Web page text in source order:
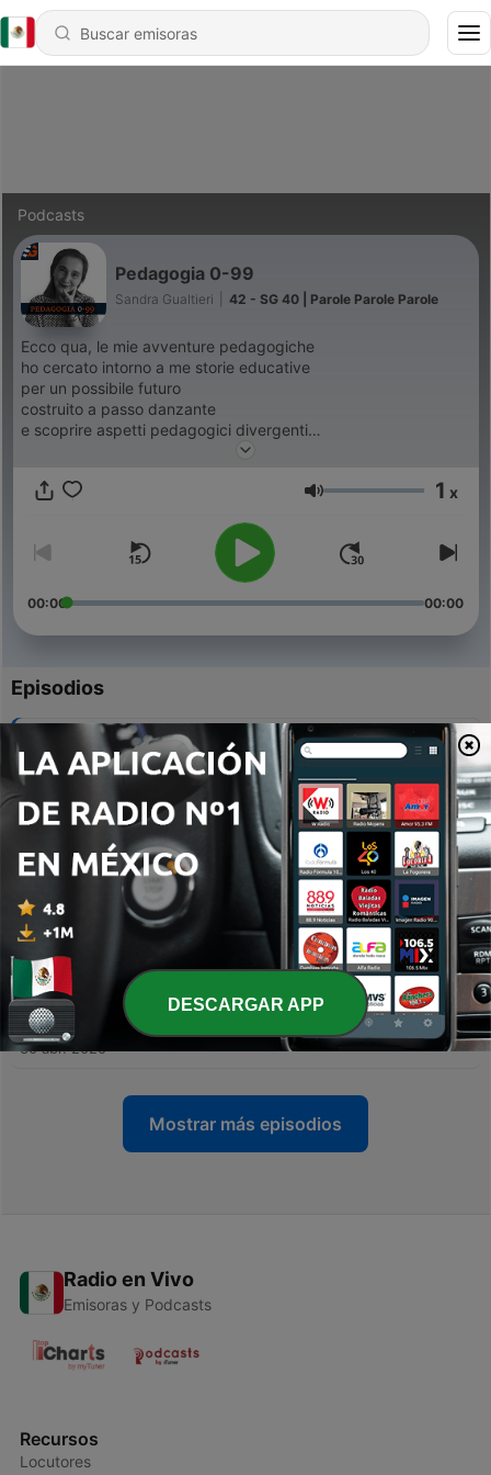
Podcasts
Pedagogia 0-99
Sandra Gualtieri 42 - SG 40 | Parole Parole Parole
Ecco qua, le mie avventure pedagogiche
ho cercato intorno a me storie educative
per un possibile futuro
costruito a passo danzante
e scoprire aspetti pedagogici divergenti
per allargare i propri confini
sarai capace di sviluppare creatività, immaginazione e fantasia
con tocco ribelle ed esplorare l’ignoto
Volumen 1 x
00:00 00:00
Episodios
SG 40 | Parole Parole Parole
01 mayo 2020
41 - SG 39 | Parole con la Z
40 - SG 38 | Parole con la V
30 abr. 2020
30 abr. 2020
38 - SG 36 | Parole con la T
30 abr. 2020
Mostrar más episodios
Radio en Vivo
Emisoras y Podcasts
Recursos
Locutores
DESCARGAR APP